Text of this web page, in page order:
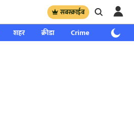
सबस्क्राईब
शहर क्रीडा Crime साप्ताहिक